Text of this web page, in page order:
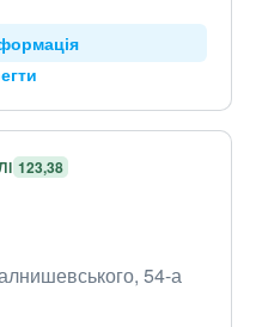
123,38
54-а